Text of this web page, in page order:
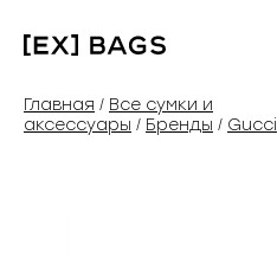
содержимому
Главная / Все сумки и
аксессуары / Бренды / Gucci